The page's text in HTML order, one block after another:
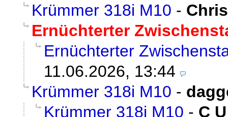
Krümmer 318i M10 -
Ernüchterter
Ernüchterter
11.06.2026, 13:44
Krümmer 318i M10 -
Krümmer 318i M10 - C